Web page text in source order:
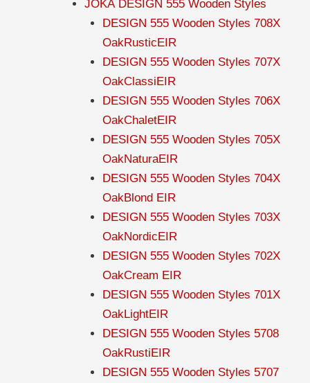
JOKA DESIGN 555 Wooden Styles
DESIGN 555 Wooden Styles 708X
OakRusticEIR
DESIGN 555 Wooden Styles 707X
OakClassiEIR
DESIGN 555 Wooden Styles 706X
OakChaletEIR
DESIGN 555 Wooden Styles 705X
OakNaturaEIR
DESIGN 555 Wooden Styles 704X
OakBlond EIR
DESIGN 555 Wooden Styles 703X
OakNordicEIR
DESIGN 555 Wooden Styles 702X
OakCream EIR
DESIGN 555 Wooden Styles 701X
OakLightEIR
DESIGN 555 Wooden Styles 5708
OakRustiEIR
DESIGN 555 Wooden Styles 5707